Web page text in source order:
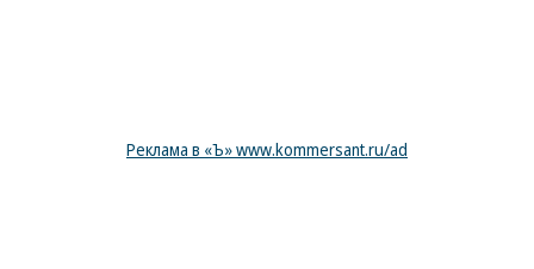
Реклама в «Ъ» www.kommersant.ru/ad